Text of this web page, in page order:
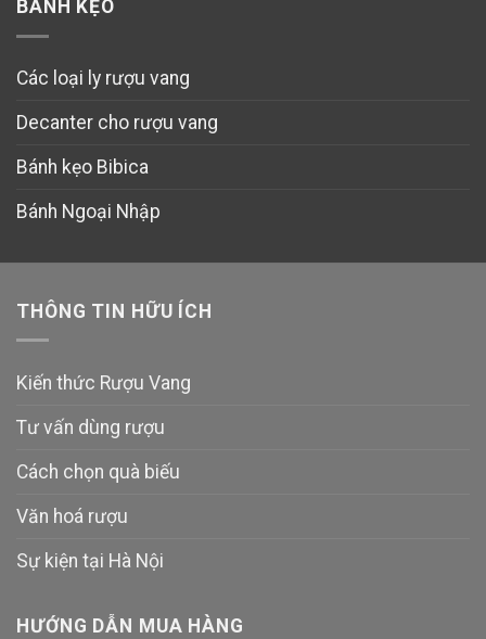
BÁNH KẸO
Các loại ly rượu vang
Decanter cho rượu vang
Bánh kẹo Bibica
Bánh Ngoại Nhập
THÔNG TIN HỮU ÍCH
Kiến thức Rượu Vang
Tư vấn dùng rượu
Cách chọn quà biếu
Văn hoá rượu
Sự kiện tại Hà Nội
HƯỚNG DẪN MUA HÀNG